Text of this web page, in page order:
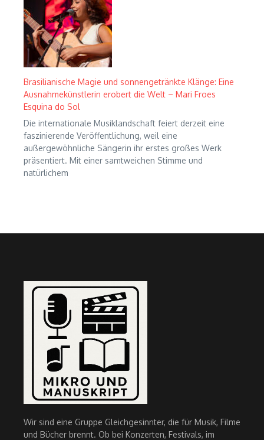
Brasilianische Magie und sonnengetränkte Klänge: Eine
Ausnahmekünstlerin erobert die Welt – Mari Froes
Esquina do Sol
Die internationale Musiklandschaft feiert derzeit eine
faszinierende Veröffentlichung, weil eine
außergewöhnliche Sängerin ihr erstes großes Werk
präsentiert. Mit einer samtweichen Stimme und
natürlichem
Wir sind eine Gruppe Gleichgesinnter, die für Musik, Filme
und Bücher brennt. Ob bei Konzerten, Festivals, im